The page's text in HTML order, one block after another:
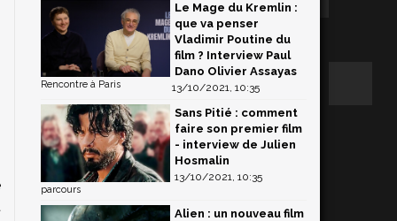
Le Mage du Kremlin :
que va penser
Vladimir Poutine du
film ? Interview Paul
Dano Olivier Assayas
13/10/2021, 10:35
Rencontre à Paris
Sans Pitié : comment
faire son premier film
- interview de Julien
Hosmalin
13/10/2021, 10:35
parcours
Alien : un nouveau film